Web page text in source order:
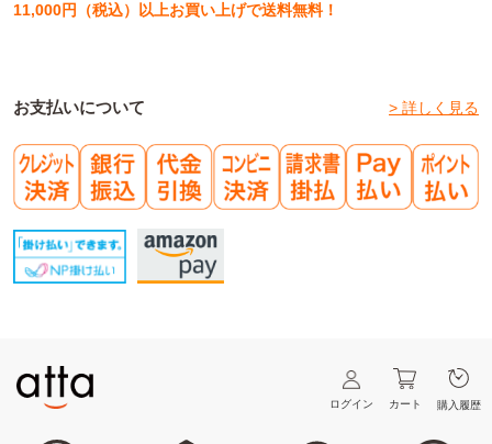
11,000円（税込）以上お買い上げで送料無料！
お支払いについて > 詳しく見る
ログイン カート 購入履歴